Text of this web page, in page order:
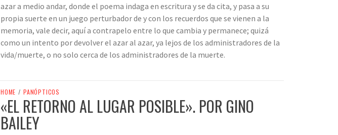
azar a medio andar, donde el poema indaga en escritura y se da cita, y pasa a su
propia suerte en un juego perturbador de y con los recuerdos que se vienen a la
memoria, vale decir, aquí a contrapelo entre lo que cambia y permanece; quizá
como un intento por devolver el azar al azar, ya lejos de los administradores de la
vida/muerte, o no solo cerca de los administradores de la muerte.
HOME / PANÓPTICOS
«EL RETORNO AL LUGAR POSIBLE». POR GINO
BAILEY